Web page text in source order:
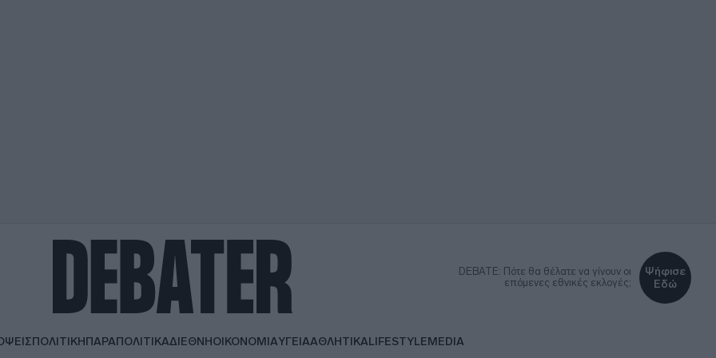
DEBATE: Πότε θα θέλατε να γίνουν οι
επόμενες εθνικές εκλογές;
Ψήφισε
Εδώ
ΠΟΛΙΤΙΚΗΠΑΡΑΠΟΛΙΤΙΚΑΔΙΕΘΝΗΟΙΚΟΝΟΜΙΑΥΓΕΙΑΑΘΛΗΤΙΚΑLIFESTYLEMEDIA